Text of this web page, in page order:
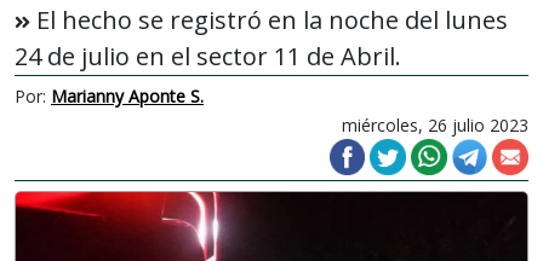
El hecho se registró en la noche del lunes
24 de julio en el sector 11 de Abril.
Por: Marianny Aponte S.
miércoles, 26 julio 2023